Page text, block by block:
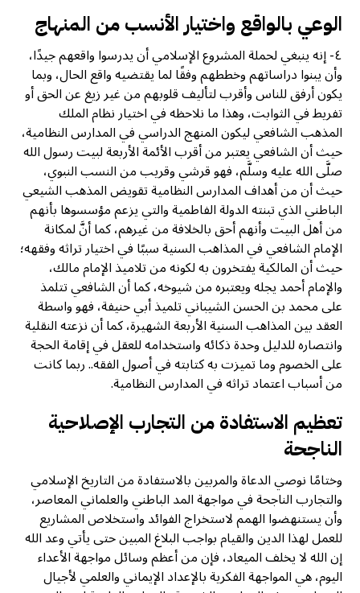
الوعي بالواقع واختيار الأنسب من المنهاج
٤- إنه ينبغي لحملة المشروع الإسلامي أن يدرسوا واقعهم جيدًا،
وأن يبنوا دراساتهم وخططهم وفقًا لما يقتضيه واقع الحال، وبما
يكون أرفق للناس وأقرب لتأليف قلوبهم من غير زيغ عن الحق أو
تفريط في الثوابت، وهذا ما نلاحظه في اختيار نظام الملك
المذهب الشافعي ليكون المنهج الدراسي في المدارس النظامية،
حيث أن الشافعي يعتبر من أقرب الأئمة الأربعة لبيت رسول الله
صلَّى الله عليه وسلَّم، فهو قرشي وقريب من النسب النبوي،
حيث أن من أهداف المدارس النظامية تقويض المذهب الشيعي
الباطني الذي تبنته الدولة الفاطمية والتي يزعم مؤسسوها بأنهم
من أهل البيت وأنهم أحق بالخلافة من غيرهم، كما أنَّ لمكانة
الإمام الشافعي في المذاهب السنية سببًا في اختيار تراثه وفقهه؛
حيث أن المالكية يفتخرون به لكونه من تلاميذ الإمام مالك،
والإمام أحمد يجله ويعتبره من شيوخه، كما أن الشافعي تتلمذ
على محمد بن الحسن الشيباني تلميذ أبي حنيفة، فهو واسطة
العقد بين المذاهب السنية الأربعة الشهيرة، كما أن نزعته النقلية
وانتصاره للدليل وحدة ذكائه واستخدامه للعقل في إقامة الحجة
على الخصوم وما تميزت به كتابته في أصول الفقه.. ربما كانت
من أسباب اعتماد تراثه في المدارس النظامية.
تعظيم الاستفادة من التجارب الإصلاحية
الناجحة
وختامًا نوصي الدعاة والمربين بالاستفادة من التاريخ الإسلامي
والتجارب الناجحة في مواجهة المد الباطني والعلماني المعاصر،
وأن يستنهضوا الهمم لاستخراج الفوائد واستخلاص المشاريع
للعمل لهذا الدين والقيام بواجب البلاغ المبين حتى يأتي وعد الله
إن الله لا يخلف الميعاد، فإن من أعظم وسائل مواجهة الأعداء
اليوم، هي المواجهة الفكرية بالإعداد الإيماني والعلمي لأجيال